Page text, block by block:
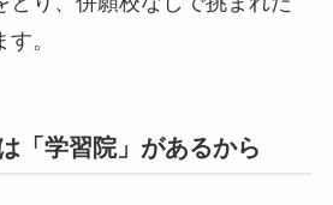
。
「学習院」があるから